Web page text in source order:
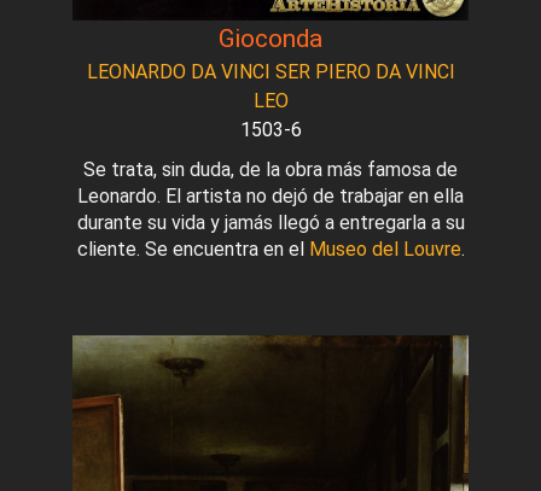
Gioconda
LEONARDO DA VINCI SER PIERO DA VINCI
LEO
1503-6
Se trata, sin duda, de la obra más famosa de
Leonardo. El artista no dejó de trabajar en ella
durante su vida y jamás llegó a entregarla a su
cliente. Se encuentra en el Museo del Louvre.